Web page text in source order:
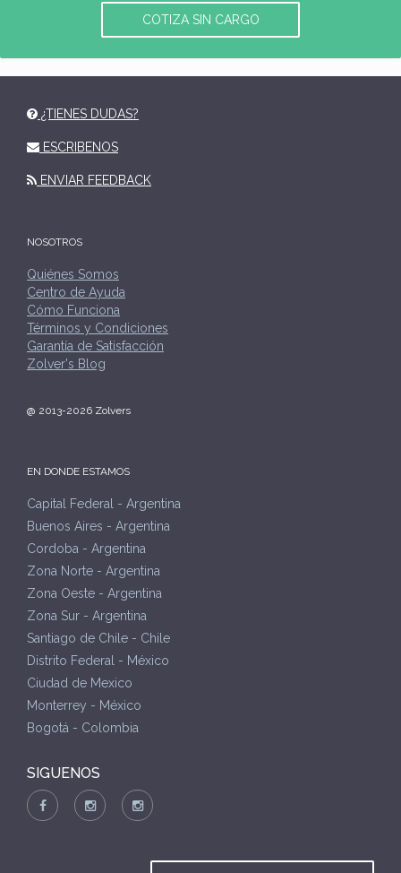
COTIZA SIN CARGO
¿TIENES DUDAS?
ESCRIBENOS
ENVIAR FEEDBACK
NOSOTROS
Quiénes Somos
Centro de Ayuda
Cómo Funciona
Términos y Condiciones
Garantía de Satisfacción
Zolver's Blog
@ 2013-2026 Zolvers
EN DONDE ESTAMOS
Capital Federal - Argentina
Buenos Aires - Argentina
Cordoba - Argentina
Zona Norte - Argentina
Zona Oeste - Argentina
Zona Sur - Argentina
Santiago de Chile - Chile
Distrito Federal - México
Ciudad de Mexico
Monterrey - México
Bogotá - Colombia
SIGUENOS